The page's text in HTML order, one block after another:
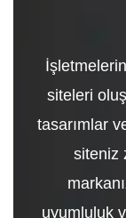
siteleri
tasarımlar
siteniz
uyumluluk